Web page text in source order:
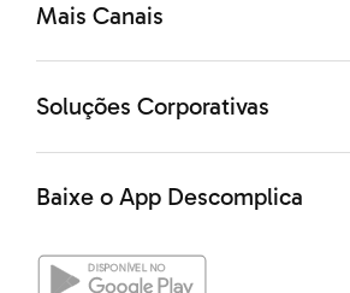
Portanto, como a função do
responsabilizar por levar os casos
realizar o julgamento, seu salário é
Mais Canais
Soluções Corporativas
Baixe o App Descomplica